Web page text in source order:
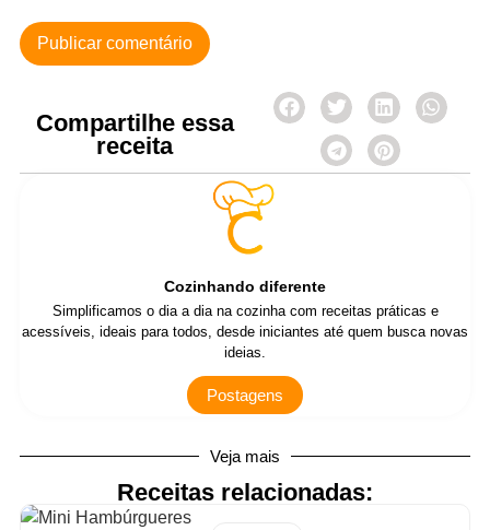
Compartilhe essa
receita
Cozinhando diferente
Simplificamos o dia a dia na cozinha com receitas práticas e
acessíveis, ideais para todos, desde iniciantes até quem busca novas
ideias.
Postagens
Veja mais
Receitas relacionadas: